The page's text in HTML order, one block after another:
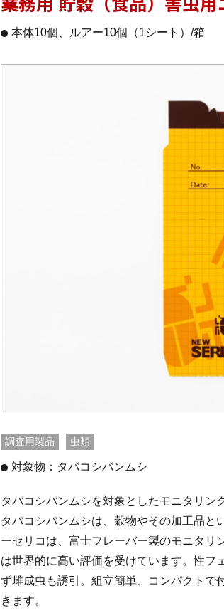
本体10個、ルアー10個（1シート）/箱
調査用製品 虫類
対象物：タバコシバンムシ
タバコシバンムシを対象としたモニタリン
タバコシバンムシは、穀物やその加工品と
ーセリコは、富士フレーバー製のモニタリ
は世界的に高い評価を受けています。性フ
ず雌成虫も誘引。組立簡単、コンパクトで
きます。